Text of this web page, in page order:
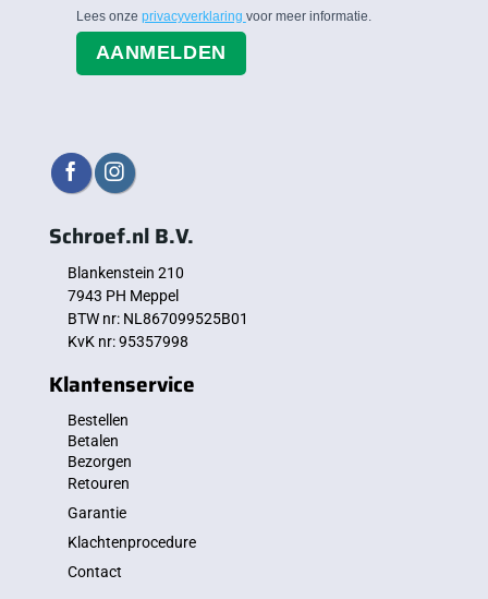
Lees onze privacyverklaring voor meer informatie.
AANMELDEN
Schroef.nl B.V.
Blankenstein 210
7943 PH Meppel
BTW nr: NL867099525B01
KvK nr: 95357998
Klantenservice
Bestellen
Betalen
Bezorgen
Retouren
Garantie
Klachtenprocedure
Contact